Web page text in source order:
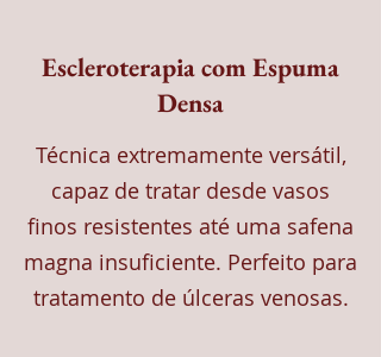
Escleroterapia com Espuma
Densa
Técnica extremamente versátil,
capaz de tratar desde vasos
finos resistentes até uma safena
magna insuficiente. Perfeito para
tratamento de úlceras venosas.